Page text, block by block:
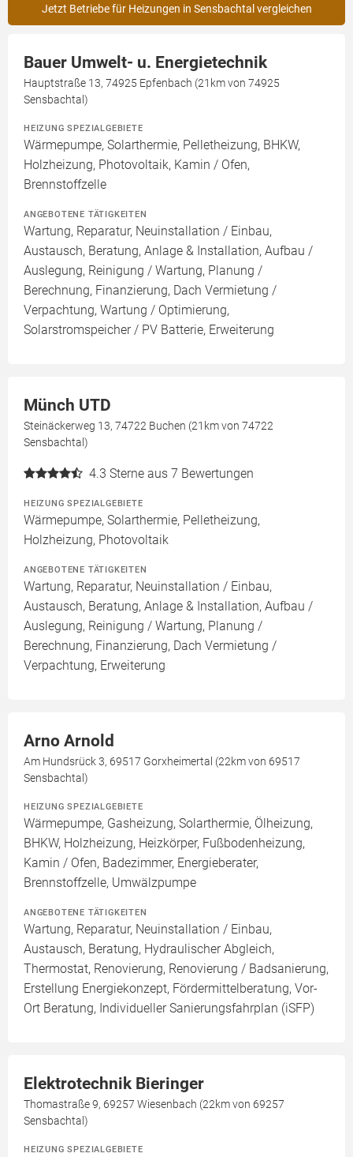
Jetzt Betriebe für Heizungen in Sensbachtal vergleichen
Bauer Umwelt- u. Energietechnik
Hauptstraße 13, 74925 Epfenbach (21km von 74925
Sensbachtal)
HEIZUNG SPEZIALGEBIETE
Wärmepumpe, Solarthermie, Pelletheizung, BHKW,
Holzheizung, Photovoltaik, Kamin / Ofen,
Brennstoffzelle
ANGEBOTENE TÄTIGKEITEN
Wartung, Reparatur, Neuinstallation / Einbau,
Austausch, Beratung, Anlage & Installation, Aufbau /
Auslegung, Reinigung / Wartung, Planung /
Berechnung, Finanzierung, Dach Vermietung /
Verpachtung, Wartung / Optimierung,
Solarstromspeicher / PV Batterie, Erweiterung
Münch UTD
Steinäckerweg 13, 74722 Buchen (21km von 74722
Sensbachtal)
4.3 Sterne aus 7 Bewertungen
HEIZUNG SPEZIALGEBIETE
Wärmepumpe, Solarthermie, Pelletheizung,
Holzheizung, Photovoltaik
ANGEBOTENE TÄTIGKEITEN
Wartung, Reparatur, Neuinstallation / Einbau,
Austausch, Beratung, Anlage & Installation, Aufbau /
Auslegung, Reinigung / Wartung, Planung /
Berechnung, Finanzierung, Dach Vermietung /
Verpachtung, Erweiterung
Arno Arnold
Am Hundsrück 3, 69517 Gorxheimertal (22km von 69517
Sensbachtal)
HEIZUNG SPEZIALGEBIETE
Wärmepumpe, Gasheizung, Solarthermie, Ölheizung,
BHKW, Holzheizung, Heizkörper, Fußbodenheizung,
Kamin / Ofen, Badezimmer, Energieberater,
Brennstoffzelle, Umwälzpumpe
ANGEBOTENE TÄTIGKEITEN
Wartung, Reparatur, Neuinstallation / Einbau,
Austausch, Beratung, Hydraulischer Abgleich,
Thermostat, Renovierung, Renovierung / Badsanierung,
Erstellung Energiekonzept, Fördermittelberatung, Vor-
Ort Beratung, Individueller Sanierungsfahrplan (iSFP)
Elektrotechnik Bieringer
Thomastraße 9, 69257 Wiesenbach (22km von 69257
Sensbachtal)
HEIZUNG SPEZIALGEBIETE